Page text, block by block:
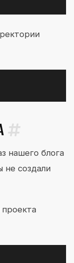
нашего блога
не создали
проекта